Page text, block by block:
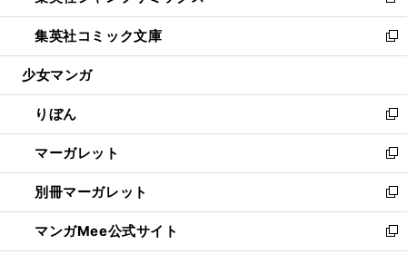
開
く
ウ
で
開
ン
ド
ウ
開
く
ウ
ィ
ン
ウ
で
開
く
し
い
ウ
ン
ド
ウ
で
開
く
集英社コミック文庫
新
し
ウ
ィ
ン
ド
ウ
で
開
く
少女マンガ
りぼん
新
し
い
ウ
ィ
ン
ド
ウ
マーガレット
新
し
い
ウ
ィ
ン
別冊マーガレット
新
し
い
ウ
マンガMee公式サイト
新
し